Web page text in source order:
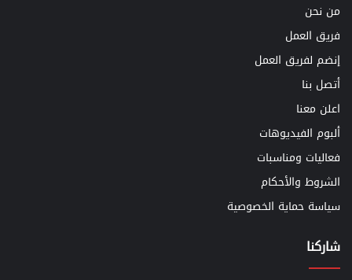
من نحن
فريق العمل
إنضم لفريق العمل
أتصل بنا
اعلن معنا
ألبوم الفيديوهات
فعاليات ومناسبات
الشروط والأحكام
سياسة حماية الخصوصية
شاركنا